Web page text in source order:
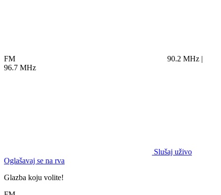
FM
90.2 MHz |
96.7 MHz
Slušaj uživo
Oglašavaj se na rva
Glazba koju volite!